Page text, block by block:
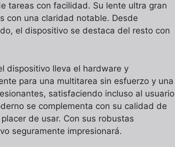
tareas con facilidad. Su lente ultra gran
con una claridad notable. Desde
el dispositivo se destaca del resto con
dispositivo lleva el hardware y
para una multitarea sin esfuerzo y una
satisfaciendo incluso al usuario
se complementa con su calidad de
de usar. Con sus robustas
seguramente impresionará.